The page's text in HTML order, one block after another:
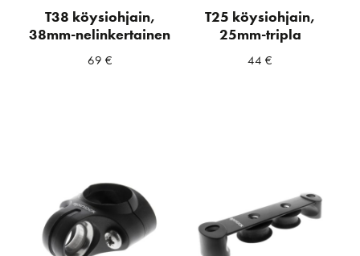
T38 köysiohjain,
38mm-nelinkertainen
69 €
T25 köysiohjain,
25mm-tripla
44€